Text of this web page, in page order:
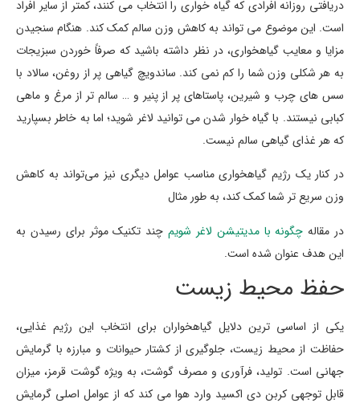
دریافتی روزانه افرادی که گیاه خواری را انتخاب می کنند، کمتر از سایر افراد
است. این موضوع می تواند به کاهش وزن سالم کمک کند. هنگام سنجیدن
مزایا و معایب گیاهخواری، در نظر داشته باشید که صرفاً خوردن سبزیجات
به هر شکلی وزن شما را کم نمی کند. ساندویچ گیاهی پر از روغن، سالاد با
سس های چرب و شیرین، پاستاهای پر از پنیر و … سالم تر از مرغ و ماهی
کبابی نیستند. با گیاه خوار شدن می توانید لاغر شوید؛ اما به خاطر بسپارید
که هر غذای گیاهی سالم نیست.
در کنار یک رژیم گیاهخواری مناسب عوامل دیگری نیز می‌تواند به کاهش
وزن سریع تر شما کمک کند، به طور مثال
در مقاله چگونه با مدیتیشن لاغر شویم چند تکنیک موثر برای رسیدن به
این هدف عنوان شده است.
حفظ محیط زیست
یکی از اساسی ترین دلایل گیاهخواران برای انتخاب این رژیم غذایی،
حفاظت از محیط زیست، جلوگیری از کشتار حیوانات و مبارزه با گرمایش
جهانی است. تولید، فرآوری و مصرف گوشت، به ویژه گوشت قرمز، میزان
قابل توجهی کربن دی اکسید وارد هوا می کند که از عوامل اصلی گرمایش